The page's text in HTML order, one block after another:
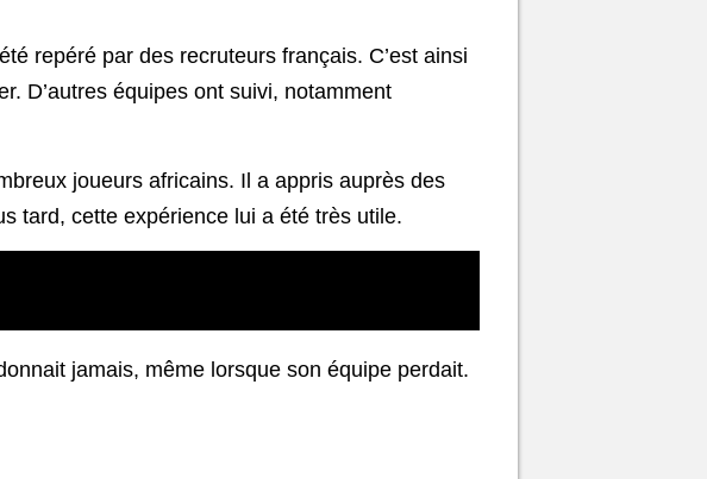
repéré par des recruteurs français. C’est ainsi
D’autres équipes ont suivi, notamment
joueurs africains. Il a appris auprès des
tard, cette expérience lui a été très utile.
jamais, même lorsque son équipe perdait.